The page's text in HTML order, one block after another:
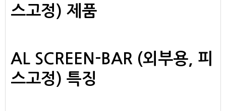
스고정) 제품
AL SCREEN-BAR (외부용, 피
스고정) 특징